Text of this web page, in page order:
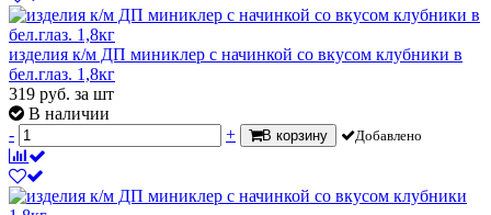
изделия к/м ДП миниклер с начинкой со вкусом клубники в
бел.глаз. 1,8кг
319 руб. за шт
В наличии
-
+ В корзину Добавлено